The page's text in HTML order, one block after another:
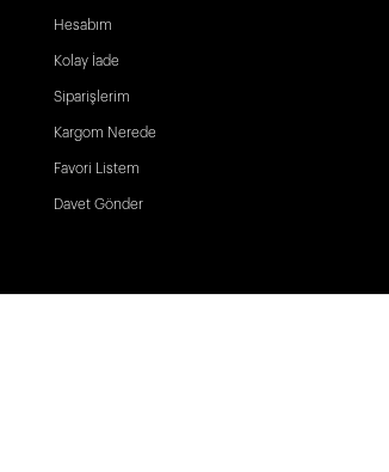
Hesabım
Kolay İade
Siparişlerim
Kargom Nerede
Favori Listem
Davet Gönder